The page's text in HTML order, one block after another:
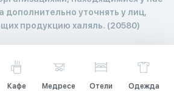
дополнительно уточнять у лиц,
продукцию халяль. (20580)
Кафе Медресе Отели Одежда